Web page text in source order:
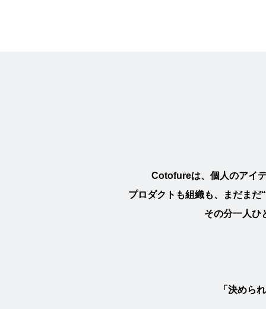
Cotofureは、個人のアイ
プロダクトも組織も、まだま
その分一人ひ
「決めら